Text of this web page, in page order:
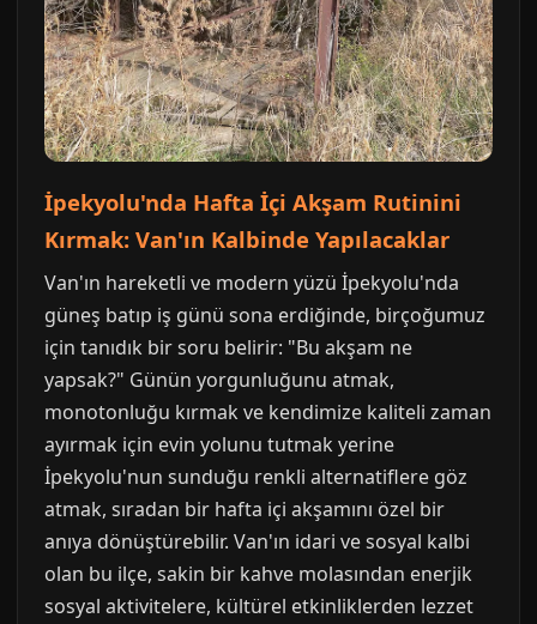
İpekyolu'nda Hafta İçi Akşam Rutinini
Kırmak: Van'ın Kalbinde Yapılacaklar
Van'ın hareketli ve modern yüzü İpekyolu'nda
güneş batıp iş günü sona erdiğinde, birçoğumuz
için tanıdık bir soru belirir: "Bu akşam ne
yapsak?" Günün yorgunluğunu atmak,
monotonluğu kırmak ve kendimize kaliteli zaman
ayırmak için evin yolunu tutmak yerine
İpekyolu'nun sunduğu renkli alternatiflere göz
atmak, sıradan bir hafta içi akşamını özel bir
anıya dönüştürebilir. Van'ın idari ve sosyal kalbi
olan bu ilçe, sakin bir kahve molasından enerjik
sosyal aktivitelere, kültürel etkinliklerden lezzet